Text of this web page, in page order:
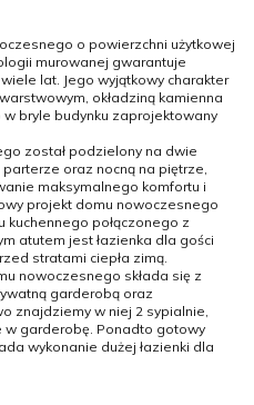
o powierzchni użytkowej
murowanej gwarantuje
lat. Jego wyjątkowy charakter
okładziną kamienna
bryle budynku zaprojektowany
został podzielony na dwie
oraz nocną na piętrze,
maksymalnego komfortu i
projekt domu nowoczesnego
kuchennego połączonego z
atutem jest łazienka dla gości
stratami ciepła zimą.
nowoczesnego składa się z
garderobą oraz
znajdziemy w niej 2 sypialnie,
w garderobę. Ponadto gotowy
wykonanie dużej łazienki dla